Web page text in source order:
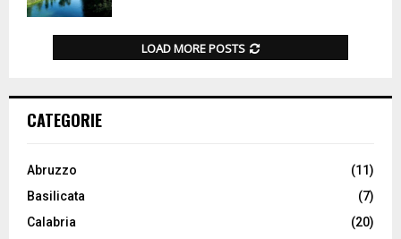
LOAD MORE POSTS
CATEGORIE
Abruzzo
(11)
Basilicata
(7)
Calabria
(20)